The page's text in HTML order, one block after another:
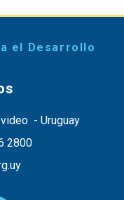
el Desarrollo
- Uruguay
2800